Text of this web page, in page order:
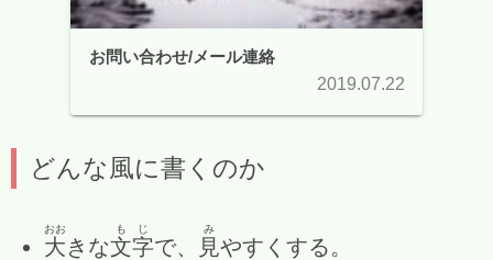
お問い合わせ/メール連絡
2019.07.22
どんな風に書くのか
大
おお
きな文字
もじ
で、 見
み
やすくする。